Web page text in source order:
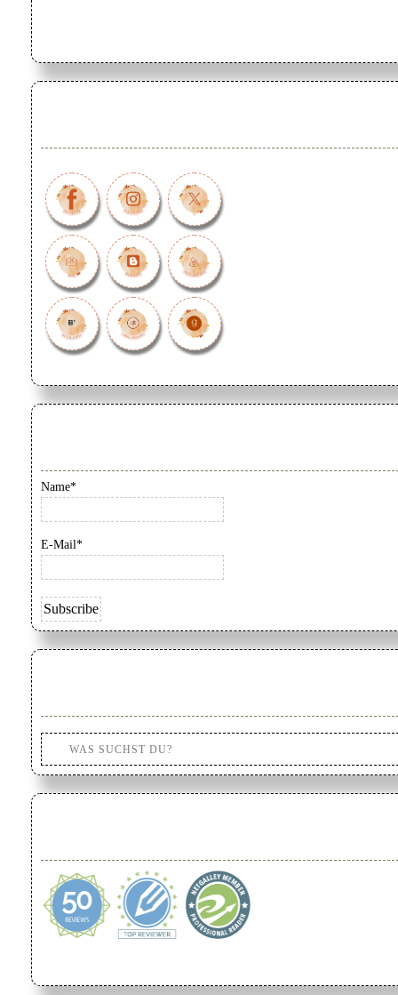
Name*
E-Mail*